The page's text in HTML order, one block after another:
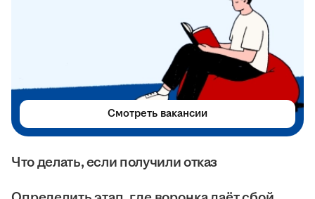
Что делать, если получили отказ
Смотреть вакансии